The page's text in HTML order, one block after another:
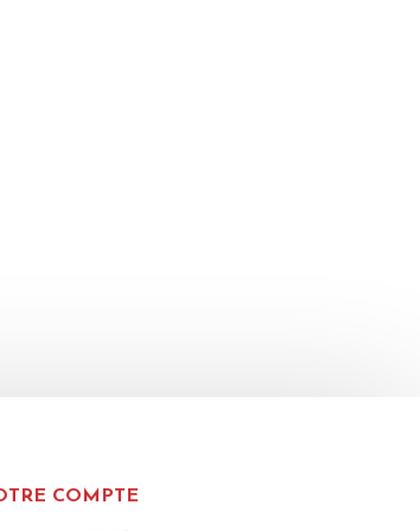
COMPTE